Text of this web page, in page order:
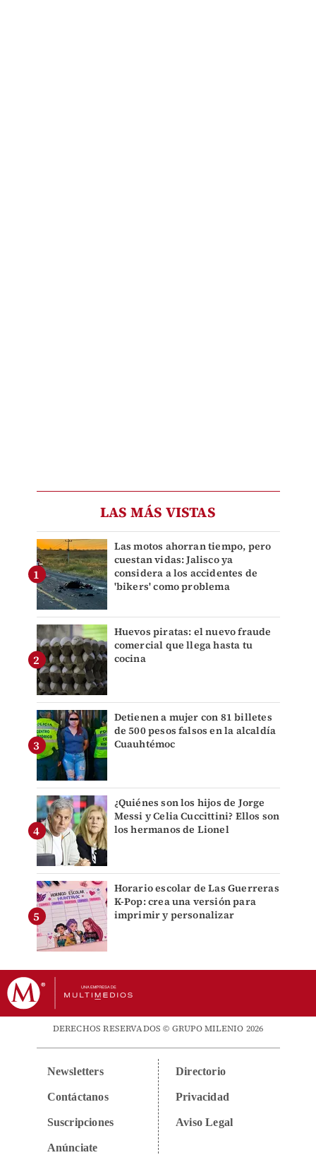
LAS MÁS VISTAS
Las motos ahorran tiempo, pero
cuestan vidas: Jalisco ya
considera a los accidentes de
'bikers' como problema
Huevos piratas: el nuevo fraude
comercial que llega hasta tu
cocina
Detienen a mujer con 81 billetes
de 500 pesos falsos en la alcaldía
Cuauhtémoc
¿Quiénes son los hijos de Jorge
Messi y Celia Cuccittini? Ellos son
los hermanos de Lionel
Horario escolar de Las Guerreras
K-Pop: crea una versión para
imprimir y personalizar
DERECHOS RESERVADOS © GRUPO MILENIO 2026
Newsletters
Contáctanos
Suscripciones
Anúnciate
Directorio
Privacidad
Aviso Legal